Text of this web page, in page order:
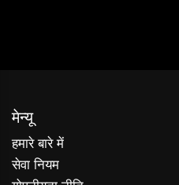
मेन्यू
हमारे बारे में
सेवा नियम